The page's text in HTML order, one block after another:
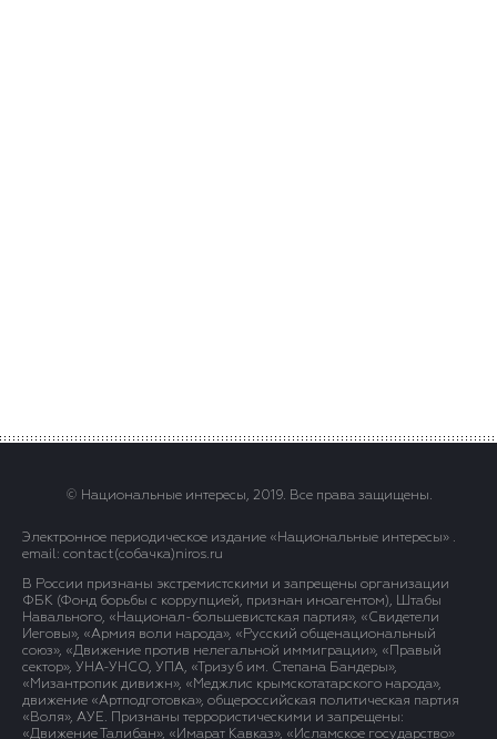
© Национальные интересы, 2019. Все права защищены.
Электронное периодическое издание «Национальные интересы» .
email: contact(сoбaчка)niros.ru
В России признаны экстремистскими и запрещены организации
ФБК (Фонд борьбы с коррупцией, признан иноагентом), Штабы
Навального, «Национал-большевистская партия», «Свидетели
Иеговы», «Армия воли народа», «Русский общенациональный
союз», «Движение против нелегальной иммиграции», «Правый
сектор», УНА-УНСО, УПА, «Тризуб им. Степана Бандеры»,
«Мизантропик дивижн», «Меджлис крымскотатарского народа»,
движение «Артподготовка», общероссийская политическая партия
«Воля», АУЕ. Признаны террористическими и запрещены:
«Движение Талибан», «Имарат Кавказ», «Исламское государство»